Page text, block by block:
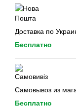
Доставка по
Бесплатно
Самовывоз из
Бесплатно